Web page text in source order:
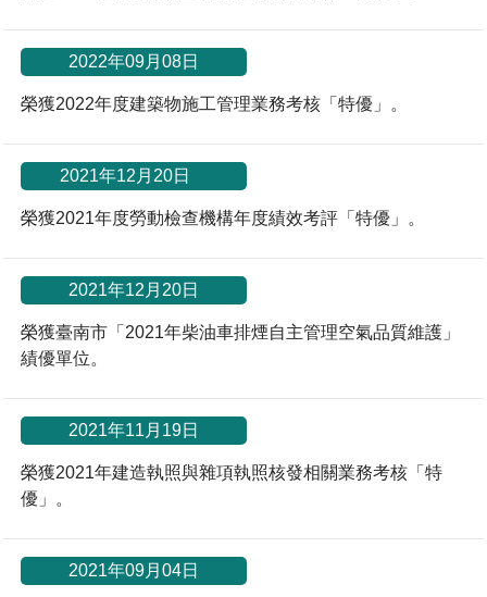
2022年09月08日
榮獲2022年度建築物施工管理業務考核「特優」。
2021年12月20日
榮獲2021年度勞動檢查機構年度績效考評「特優」。
2021年12月20日
榮獲臺南市「2021年柴油車排煙自主管理空氣品質維護」
績優單位。
2021年11月19日
榮獲2021年建造執照與雜項執照核發相關業務考核「特
優」。
2021年09月04日